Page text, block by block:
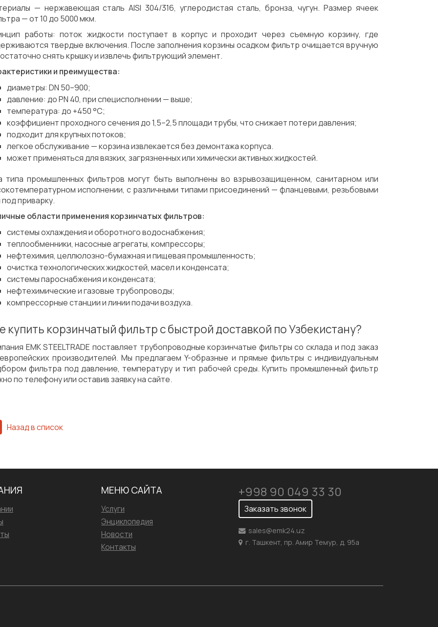
— нержавеющая сталь AISI 304/316, углеродистая сталь, бронза, чугун. Размер ячеек
— от 10 до 5000 мкм.
работы: поток жидкости поступает в корпус и проходит через съемную корзину, где
твердые включения. После заполнения корзины осадком фильтр очищается вручную
снять крышку и извлечь фильтрующий элемент.
и преимущества:
диаметры: DN 50–900;
давление: до PN 40, при специсполнении — выше;
температура: до +450 °C;
коэффициент проходного сечения до 1,5–2,5 площади трубы, что снижает потери давления;
подходит для крупных потоков;
легкое обслуживание — корзина извлекается без демонтажа корпуса.
может применяться для вязких, загрязненных или химически активных жидкостей.
типа промышленных фильтров могут быть выполнены во взрывозащищенном, санитарном или
исполнении, с различными типами присоединений — фланцевыми, резьбовыми
под приварку.
области применения корзинчатых фильтров:
системы охлаждения и оборотного водоснабжения;
теплообменники, насосные агрегаты, компрессоры;
нефтехимия, целлюлозно-бумажная и пищевая промышленность;
очистка технологических жидкостей, масел и конденсата;
системы пароснабжения и конденсата;
нефтехимические и газовые трубопроводы;
компрессорные станции и линии подачи воздуха.
купить корзинчатый фильтр с быстрой доставкой по Узбекистану?
EMK STEELTRADE поставляет трубопроводные корзинчатые фильтры со склада и под заказ
производителей. Мы предлагаем Y-образные и прямые фильтры с индивидуальным
фильтра под давление, температуру и тип рабочей среды. Купить промышленный фильтр
по телефону или оставив заявку на сайте.
Назад в список
+998 90 049 33 30
Заказать звонок
sales@emk24.uz
г. Ташкент, пр. Амир Темур, д. 95а
МЕНЮ САЙТА
Услуги
Энциклопедия
Новости
Контакты